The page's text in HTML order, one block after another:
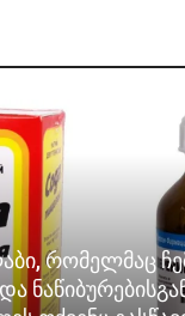
რომელმაც